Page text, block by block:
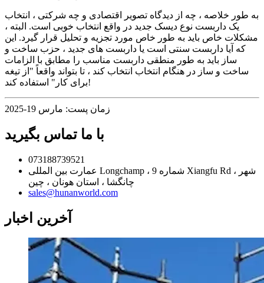
به طور خلاصه ، چه از دیدگاه تصویر اقتصادی و چه شرکتی ، انتخاب
یک داربست نوع دیسک جدید در واقع انتخاب خوبی است. البته ،
مشکلات خاص باید به طور خاص مورد تجزیه و تحلیل قرار گیرد. این
که آیا داربست سنتی است یا داربست های جدید ، حزب ساخت و
ساز باید به طور منطقی داربست مناسب را مطابق با الزامات
ساخت و ساز در هنگام انتخاب انتخاب کند ، تا بتواند واقعاً "از تیغه
برای کار" استفاده کند!
زمان پست: مارس 19-2025
با ما تماس بگیرید
073188739521
عمارت بین المللی Longchamp ، شماره 9 Xiangfu Rd ، شهر
چانگشا ، استان هونان ، چین
sales@hunanworld.com
آخرین اخبار